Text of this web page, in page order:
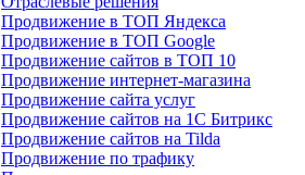
Продвижение в ТОП Яндекса
Продвижение в ТОП Google
Продвижение сайтов в ТОП 10
Продвижение интернет-магазина
Продвижение сайта услуг
Продвижение сайтов на 1С Битрикс
Продвижение сайтов на Tilda
Продвижение по трафику